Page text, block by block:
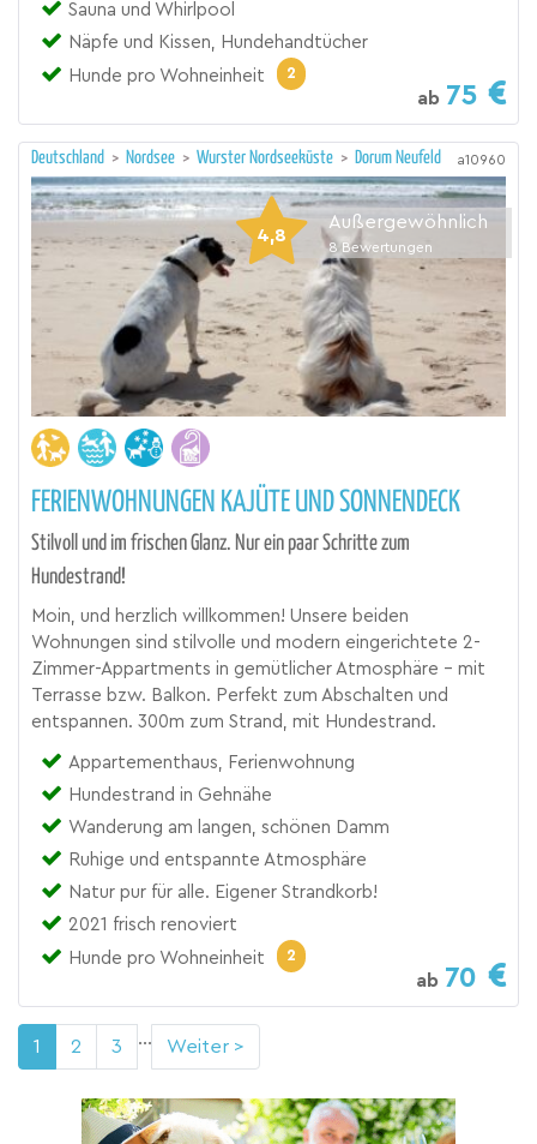
Sauna und Whirlpool
Näpfe und Kissen, Hundehandtücher
Hunde pro Wohneinheit
2
ab 75
Deutschland > Nordsee > Wurster Nordseeküste > Dorum Neufeld a10960
4,8
Außergewöhnlich
8 Bewertungen
FERIENWOHNUNGEN KAJÜTE UND SONNENDECK
Stilvoll und im frischen Glanz. Nur ein paar Schritte zum
Hundestrand!
Moin, und herzlich willkommen! Unsere beiden
Wohnungen sind stilvolle und modern eingerichtete 2-
Zimmer-Appartments in gemütlicher Atmosphäre - mit
Terrasse bzw. Balkon. Perfekt zum Abschalten und
entspannen. 300m zum Strand, mit Hundestrand.
Appartementhaus, Ferienwohnung
Hundestrand in Gehnähe
Wanderung am langen, schönen Damm
Ruhige und entspannte Atmosphäre
Natur pur für alle. Eigener Strandkorb!
2021 frisch renoviert
Hunde pro Wohneinheit
2
ab 70
1 2 3 ... Weiter >